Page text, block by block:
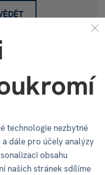
která v dané
člena posádky.
kartě nebezpečí.
ale jo to na
můžete mi
technologie nezbytné
dále pro účely analýzy
obsahu
našich stránek sdílíme